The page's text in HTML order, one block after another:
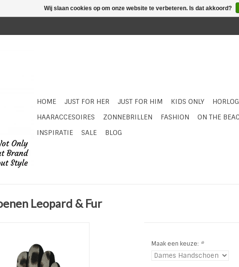
HOME JUST FOR HER JUST FOR HIM KIDS ONLY
HAARACCESOIRES
ZONNEBRILLEN FASHION ON THE
INSPIRATIE
SALE BLOG
Leopard & Fur
Maak een keuze: *
Wij slaan cookies op om onze website te verbeteren. Is dat akkoord?